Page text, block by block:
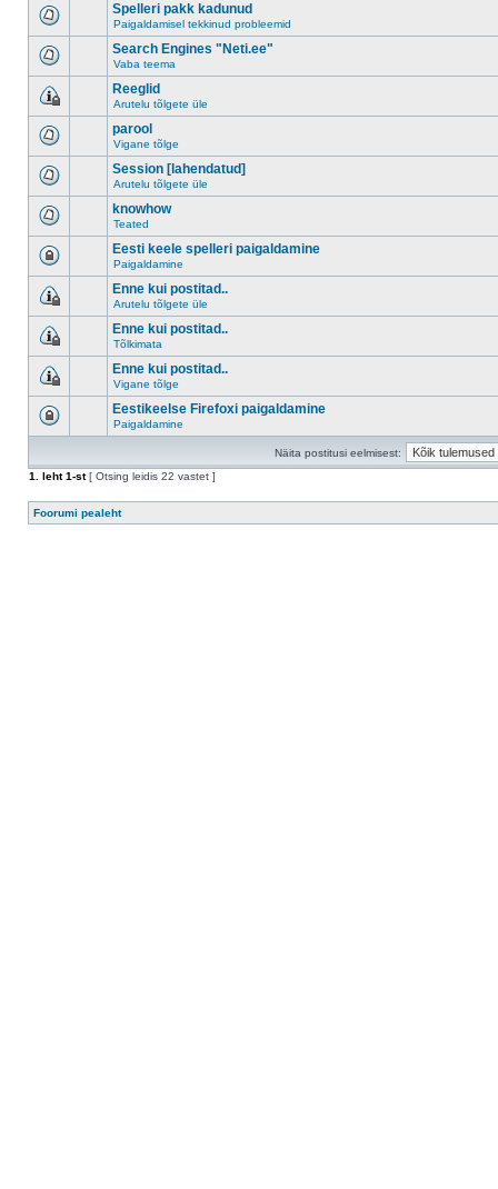
Spelleri pakk kadunud
Paigaldamisel tekkinud probleemid
Search Engines "Neti.ee"
Vaba teema
Reeglid
Arutelu tõlgete üle
parool
Vigane tõlge
Session [lahendatud]
Arutelu tõlgete üle
knowhow
Teated
Eesti keele spelleri paigaldamine
Paigaldamine
Enne kui postitad..
Arutelu tõlgete üle
Enne kui postitad..
Tõlkimata
Enne kui postitad..
Vigane tõlge
Eestikeelse Firefoxi paigaldamine
Paigaldamine
Näita postitusi eelmisest:
1
. leht1-st[ Otsing leidis 22 vastet ]
Foorumi pealeht